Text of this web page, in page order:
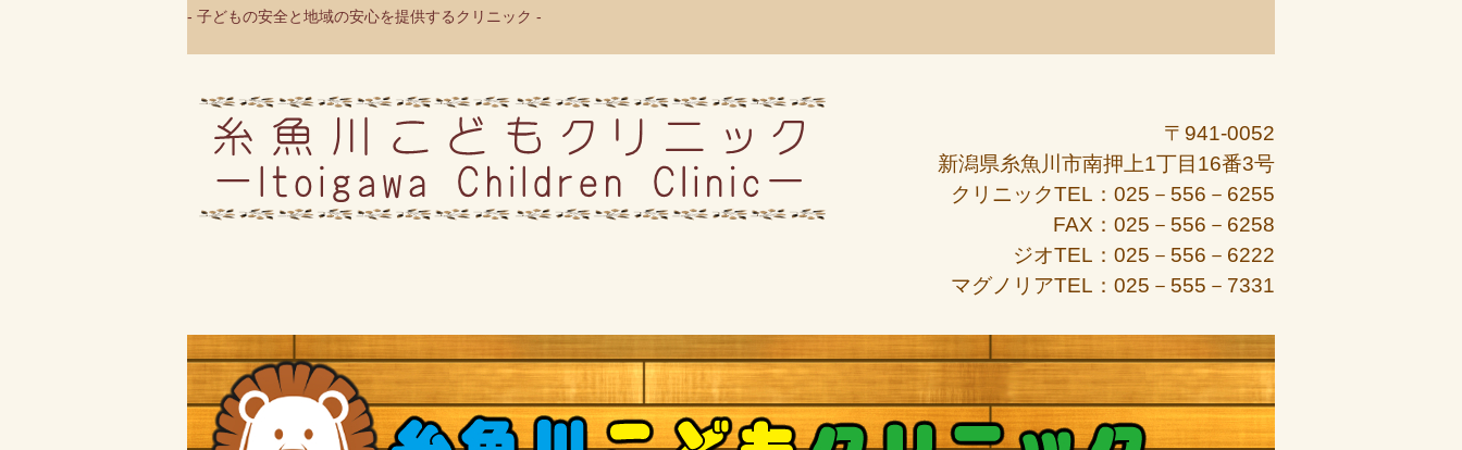
- 子どもの安全と地域の安心を提供するクリニック -
〒941-0052
新潟県糸魚川市南押上1丁目16番3号
クリニックTEL：025－556－6255
FAX：025－556－6258
ジオTEL：025－556－6222
マグノリアTEL：025－555－7331